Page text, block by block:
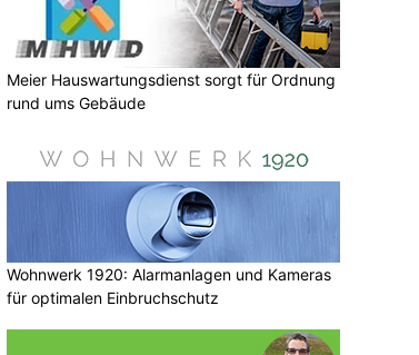
Meier Hauswartungsdienst sorgt für Ordnung
rund ums Gebäude
Wohnwerk 1920: Alarmanlagen und Kameras
für optimalen Einbruchschutz